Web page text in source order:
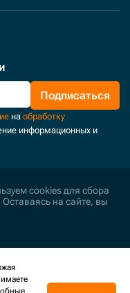
Подписаться
на обработку
информационных и
cookies для сбора
на сайте, вы